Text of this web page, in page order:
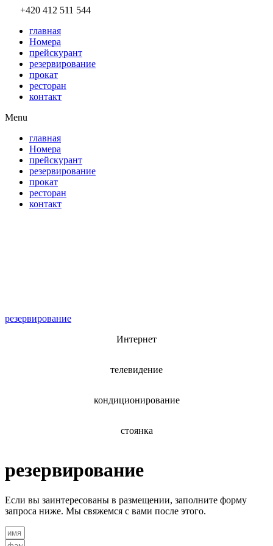
Přejít
obsahu
+420 412 511 544
главная
Номера
прейскурант
резервирование
прокат
ресторан
контакт
Menu
главная
Номера
прейскурант
резервирование
прокат
ресторан
контакт
резервирование
Интернет
телевидение
кондиционирование
стоянка
резервирование
Если вы заинтересованы в размещении, заполните форму
запроса ниже. Мы свяжемся с вами после этого.